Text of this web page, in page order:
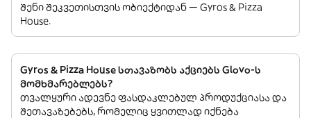
შენი შეკვეთისთვის ობიექტიდან — Gyros & Pizza
House.
Gyros & Pizza House სთავაზობს აქციებს Glovo-ს
მომხმარებლებს?
თვალყური ადევნე ფასდაკლებულ პროდუქციასა და
შეთავაზებებს, რომელიც ყვითლად იქნება